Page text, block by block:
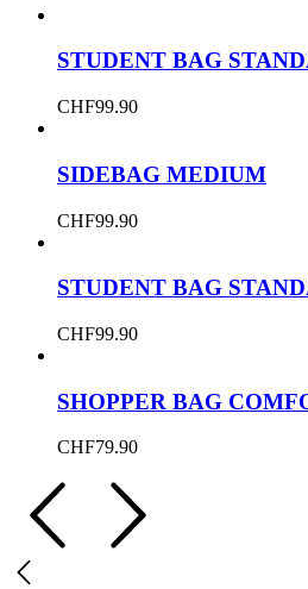
STUDENT BAG
CHF99.90
SIDEBAG MEDIUM
CHF99.90
STUDENT BAG
CHF99.90
SHOPPER BAG
CHF79.90